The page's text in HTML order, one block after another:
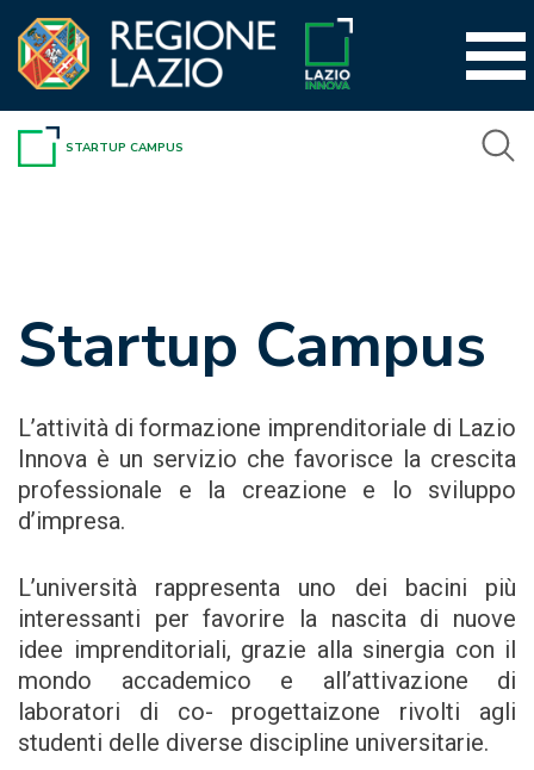
contenuto
STARTUP CAMPUS
Startup Campus
L’attività di formazione imprenditoriale di Lazio
Innova è un servizio che favorisce la crescita
professionale e la creazione e lo sviluppo
d’impresa.
L’università rappresenta uno dei bacini più
interessanti per favorire la nascita di nuove
idee imprenditoriali, grazie alla sinergia con il
mondo accademico e all’attivazione di
laboratori di co- progettaizone rivolti agli
studenti delle diverse discipline universitarie.